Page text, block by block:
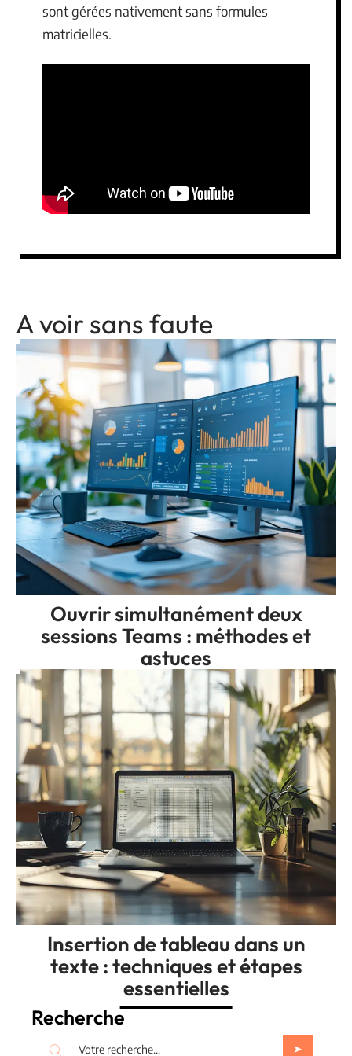
sont gérées nativement sans formules
matricielles.
A voir sans faute
Ouvrir simultanément deux
sessions Teams : méthodes et
astuces
Insertion de tableau dans un
texte : techniques et étapes
essentielles
Recherche